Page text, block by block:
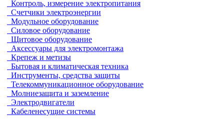
Контроль, измерение электропитания
Счетчики электроэнергии
Модульное оборудование
Силовое оборудование
Щитовое оборудование
Аксессуары для электромонтажа
Крепеж и метизы
Бытовая и климатическая техника
Инструменты, средства защиты
Телекоммуникационное оборудование
Молниезащита и заземление
Электродвигатели
Кабеленесущие системы